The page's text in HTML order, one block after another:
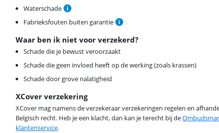
Waterschade
Fabrieksfouten buiten garantie
Waar ben ik niet voor verzekerd?
Schade die je bewust veroorzaakt
Schade die geen invloed heeft op de werking (zoals krassen)
Schade door grove nalatigheid
XCover verzekering
XCover mag namens de verzekeraar verzekeringen regelen en
Belgisch recht. Heb je een klacht, dan kan je terecht bij de
klantenservice.